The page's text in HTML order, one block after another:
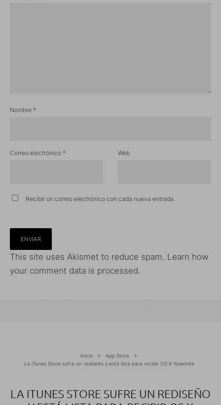
Nombre *
Correo electrónico * Web
Recibir un correo electrónico con cada nueva entrada.
This site uses Akismet to reduce spam. Learn how
your comment data is processed.
Inicio
App Store
La iTunes Store sufre un rediseño y está lista para recibir OS X Yosemite
LA ITUNES STORE SUFRE UN REDISEÑO